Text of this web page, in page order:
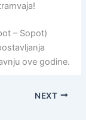
– Sopot)
ove godine.
NEXT